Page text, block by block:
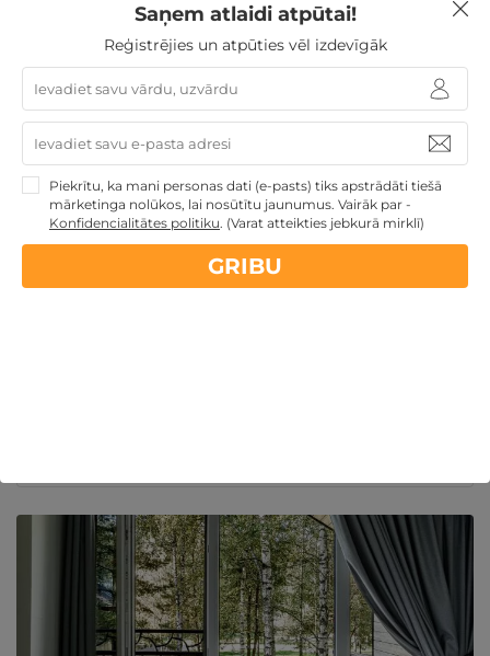
Ekskursija ar kuteri pa Ežezeru DIVIEM vai
KOMPĀNIJAI
Krāslavas nov., Atpūtas vieta Ežezers
Saņem atlaidi atpūtai!
Reģistrējies un atpūties vēl izdevīgāk
Piekrītu, ka mani personas dati (e-pasts) tiks apstrādāti tiešā
mārketinga nolūkos, lai nosūtītu jaunumus. Vairāk par -
Konfidencialitātes politiku. (Varat atteikties jebkurā mirklī)
GRIBU